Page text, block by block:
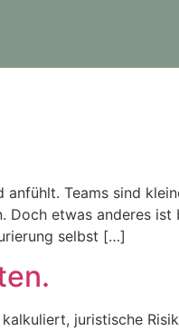
Teams sind
Doch etwas anderes ist
selbst […]
juristische